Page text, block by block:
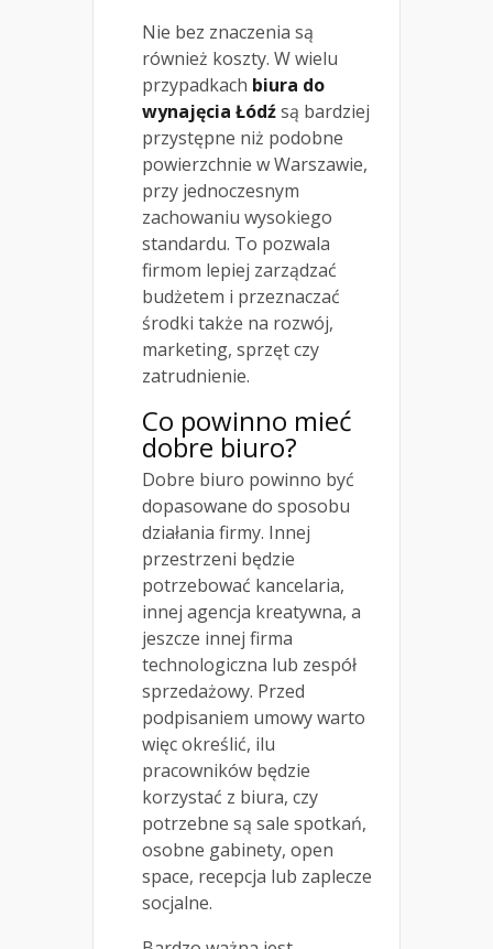
Nie bez znaczenia są
również koszty. W wielu
przypadkach biura do
wynajęcia Łódźsą bardziej
przystępne niż podobne
powierzchnie w Warszawie,
przy jednoczesnym
zachowaniu wysokiego
standardu. To pozwala
firmom lepiej zarządzać
budżetem i przeznaczać
środki także na rozwój,
marketing, sprzęt czy
zatrudnienie.
Co powinno mieć
dobre biuro?
Dobre biuro powinno być
dopasowane do sposobu
działania firmy. Innej
przestrzeni będzie
potrzebować kancelaria,
innej agencja kreatywna, a
jeszcze innej firma
technologiczna lub zespół
sprzedażowy. Przed
podpisaniem umowy warto
więc określić, ilu
pracowników będzie
korzystać z biura, czy
potrzebne są sale spotkań,
osobne gabinety, open
space, recepcja lub zaplecze
socjalne.